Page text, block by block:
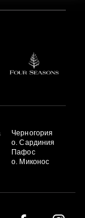
Черногория
о. Сардиния
Пафос
о. Миконос